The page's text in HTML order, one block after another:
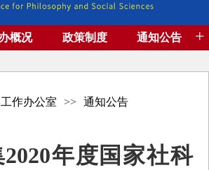
概况 政策制度 通知公告 +
作办公室 >> 通知公告
年度国家社科